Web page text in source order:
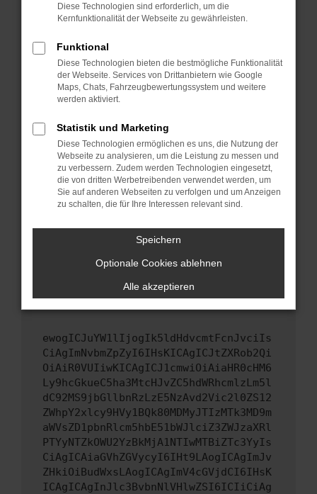
verhindern. Funktioniert die Seite in einem
anderen Browser oder in einem privaten
Starte dein Gerät neu.
Das kann manchmal helfen, vorübergehende
Probleme zu beheben.
Betriebssystem auf dem neuesten Stand
sind.
Veraltete Software birgt nicht nur ein
Sicherheitsrisiko, sondern kann auch dazu
führen, dass bestimmte Funktionen nicht mehr
unterstützt werden.
Wende dich an den Webseitenbetreiber.
Wenn du alle oben genannten Schritte versucht
hast, kontaktiere uns bitte. Wir werden
versuchen, das Problem zu beheben. Du kannst
uns diesen Text schicken, um uns bei der
ewogICJuYW1lIjogIk5ldHdvcmtFcnJvciIs
CiAgImNvbmZpZyI6IHsKICAgICJtZXRob2Qi
OiAiR0VUIiwKICAgICJ1cmwiOiAiaHR0cHM6
Ly9hcGkueC5ha3MtcHJvZC5hdWRhcmlzLm5l
dC92MS9jbGllbnRzLzE5NzAvd2Vic2l0ZS12
ZWhpY2xlcy9HVy1BQk80MDMyJTIzMTk3MD9m
aWVsZD1pbnRlcm5hbE51bWJlciZ3ZWJzaXRl
PTYyNTZkOWU2YzBkMjA1NTIwMTBiZTc3YyIs
CiAgICAiaGVhZGVycyI6IHt9LAogICAgImJv
ZHkiOiBudWxsLAogICAgImV4cGVjdCI6IHsK
ICAgICAgInJlc3BvbnNlVHlwZSI6ICIiCiAg
Diese Technologien sind erforderlich, um die
Kernfunktionalität der Webseite zu gewährleisten.
Funktional
Diese Technologien bieten die bestmögliche Funktionalität
der Webseite. Services von Drittanbietern wie Google
Maps, Chats, Fahrzeugbewertungssystem und weitere
werden aktiviert.
Statistik und Marketing
Diese Technologien ermöglichen es uns, die Nutzung der
Webseite zu analysieren, um die Leistung zu messen und
zu verbessern. Zudem werden Technologien eingesetzt,
die von dritten Werbetreibenden verwendet werden, um
Sie auf anderen Webseiten zu verfolgen und um Anzeigen
zu schalten, die für Ihre Interessen relevant sind.
Speichern
Optionale Cookies ablehnen
Alle akzeptieren